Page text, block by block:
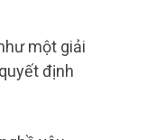
một giải
định